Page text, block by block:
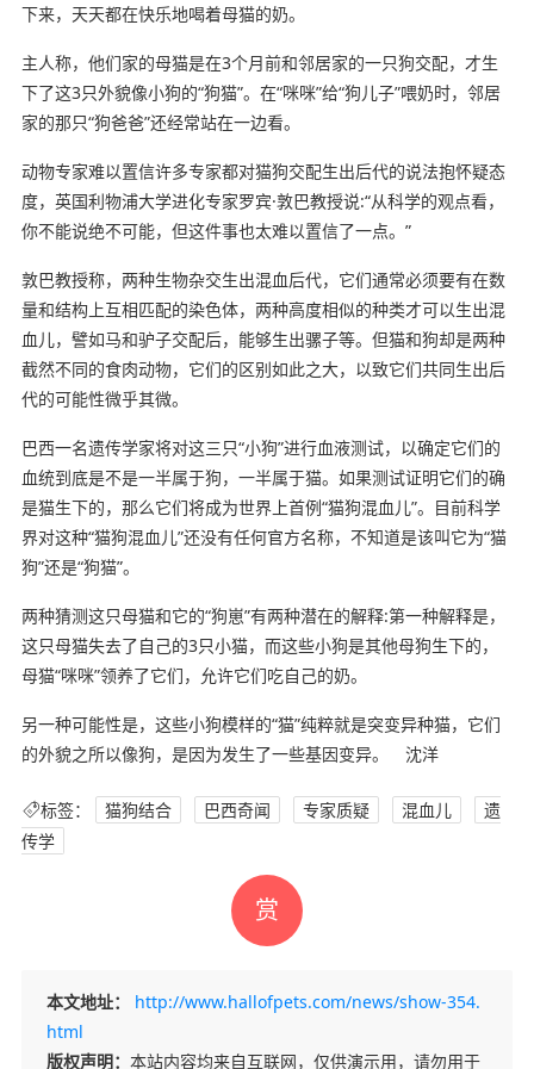
下来，天天都在快乐地喝着母猫的奶。
主人称，他们家的母猫是在3个月前和邻居家的一只狗交配，才生
下了这3只外貌像小狗的“狗猫”。在“咪咪”给“狗儿子”喂奶时，邻居
家的那只“狗爸爸”还经常站在一边看。
动物专家难以置信许多专家都对猫狗交配生出后代的说法抱怀疑态
度，英国利物浦大学进化专家罗宾·敦巴教授说:“从科学的观点看，
你不能说绝不可能，但这件事也太难以置信了一点。”
敦巴教授称，两种生物杂交生出混血后代，它们通常必须要有在数
量和结构上互相匹配的染色体，两种高度相似的种类才可以生出混
血儿，譬如马和驴子交配后，能够生出骡子等。但猫和狗却是两种
截然不同的食肉动物，它们的区别如此之大，以致它们共同生出后
代的可能性微乎其微。
巴西一名遗传学家将对这三只“小狗”进行血液测试，以确定它们的
血统到底是不是一半属于狗，一半属于猫。如果测试证明它们的确
是猫生下的，那么它们将成为世界上首例“猫狗混血儿”。目前科学
界对这种“猫狗混血儿”还没有任何官方名称，不知道是该叫它为“猫
狗”还是“狗猫”。
两种猜测这只母猫和它的“狗崽”有两种潜在的解释:第一种解释是，
这只母猫失去了自己的3只小猫，而这些小狗是其他母狗生下的，
母猫“咪咪”领养了它们，允许它们吃自己的奶。
另一种可能性是，这些小狗模样的“猫”纯粹就是突变异种猫，它们
的外貌之所以像狗，是因为发生了一些基因变异。 沈洋
标签： 猫狗结合 巴西奇闻 专家质疑 混血儿
遗
传学
赏
本文地址：
http://www.hallofpets.com/news/show-354.
html
版权声明： 本站内容均来自互联网，仅供演示用，请勿用于